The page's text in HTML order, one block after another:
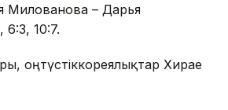
Милованова – Дарья
10:7.
оңтүстіккореялықтар Хирае